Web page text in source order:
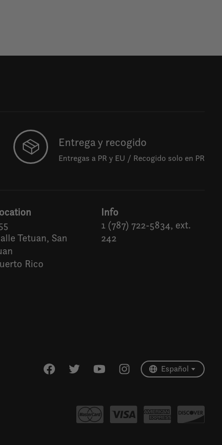
Entrega y recogido
Entregas a PR y EU / Recogido solo en PR
Tetuan, San
Rico
Info
1 (787) 722-5834, ext.
242
Español